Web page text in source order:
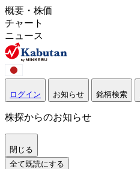
概要・株価
チャート
ニュース
ログイン お知らせ 銘柄検索
株探からのお知らせ
閉じる
全て既読にする